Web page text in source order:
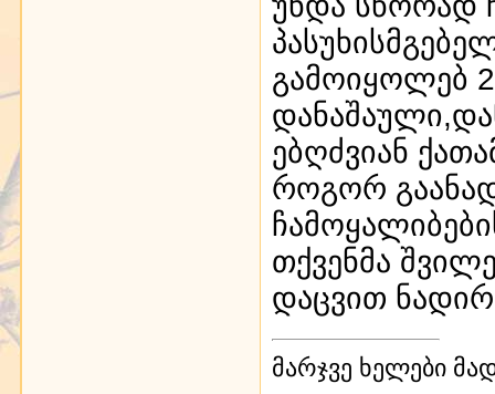
გამოიყოლებ
ებღძვიან
როგორ
თქვენმა
დაცვით
მარჯვე ხელები